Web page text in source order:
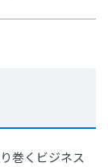
巻くビジネス